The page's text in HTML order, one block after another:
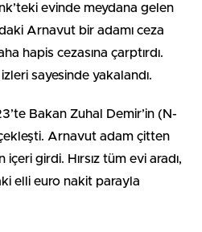
evinde meydana gelen
Arnavut bir adamı ceza
hapis cezasına çarptırdı.
sayesinde yakalandı.
Bakan Zuhal Demir’in (N-
Arnavut adam çitten
girdi. Hırsız tüm evi aradı,
elli euro nakit parayla